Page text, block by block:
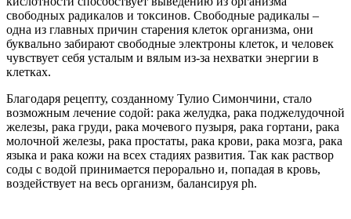
свободных радикалов и токсинов. Свободные радикалы –
одна из главных причин старения клеток организма, они
буквально забирают свободные электроны клеток, и человек
чувствует себя усталым и вялым из-за нехватки энергии в
клетках.
Благодаря рецепту, созданному Тулио Симончини, стало
возможным лечение содой: рака желудка, рака поджелудочной
железы, рака груди, рака мочевого пузыря, рака гортани, рака
молочной железы, рака простаты, рака крови, рака мозга, рака
языка и рака кожи на всех стадиях развития. Так как раствор
соды с водой принимается перорально и, попадая в кровь,
воздействует на весь организм, балансируя ph.